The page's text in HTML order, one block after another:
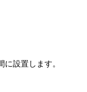
設置します。